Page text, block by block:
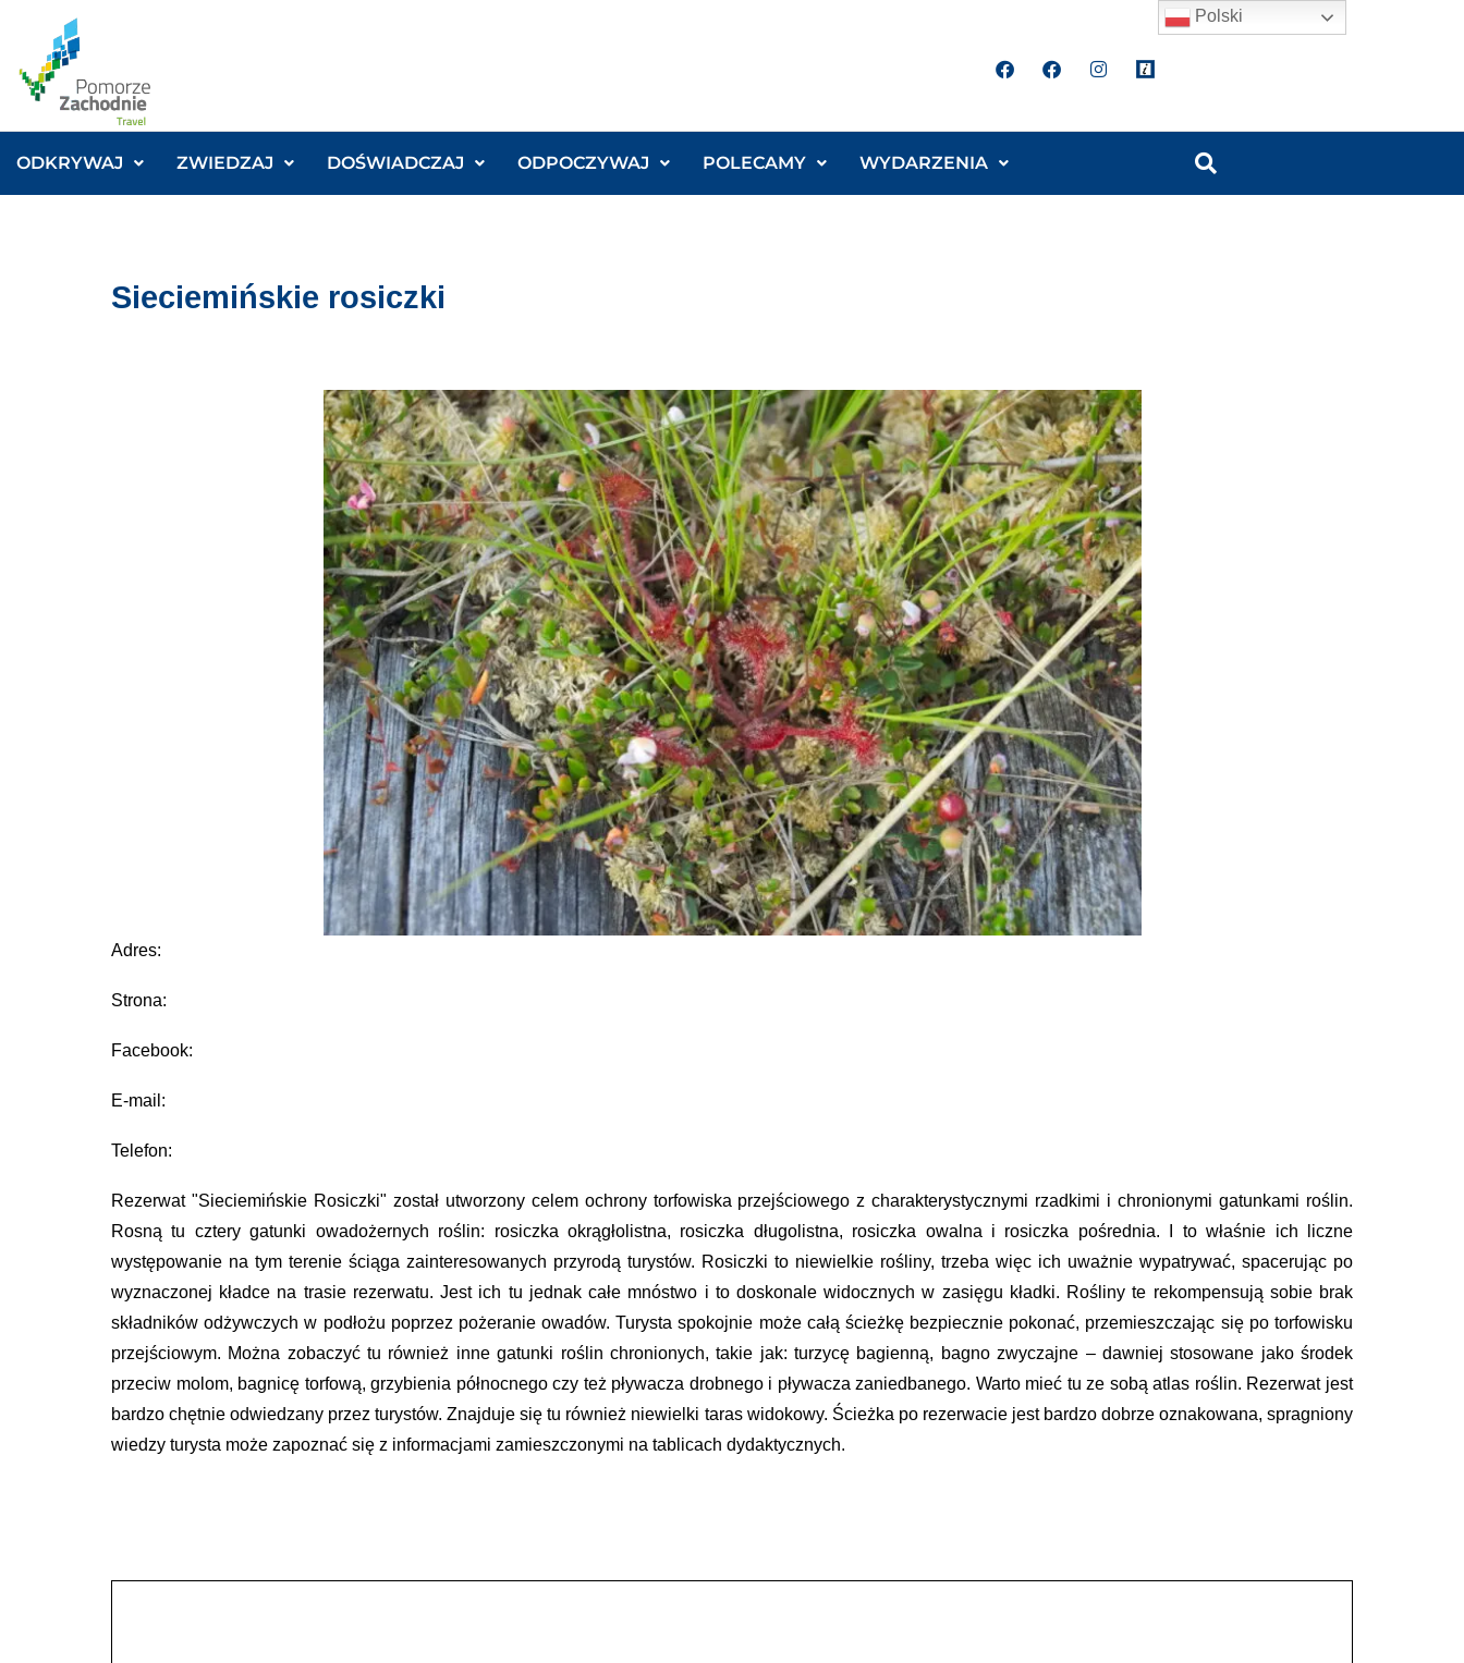
ODKRYWAJ ZWIEDZAJ DOŚWIADCZAJ ODPOCZYWAJ POLECAMY WYDARZENIA
Sieciemińskie rosiczki
Adres:
Strona:
Facebook:
E-mail:
Telefon:
Rezerwat "Sieciemińskie Rosiczki" został utworzony celem ochrony torfowiska przejściowego z charakterystycznymi rzadkimi i chronionymi gatunkami roślin.
Rosną tu cztery gatunki owadożernych roślin: rosiczka okrągłolistna, rosiczka długolistna, rosiczka owalna i rosiczka pośrednia. I to właśnie ich liczne
występowanie na tym terenie ściąga zainteresowanych przyrodą turystów. Rosiczki to niewielkie rośliny, trzeba więc ich uważnie wypatrywać, spacerując po
wyznaczonej kładce na trasie rezerwatu. Jest ich tu jednak całe mnóstwo i to doskonale widocznych w zasięgu kładki. Rośliny te rekompensują sobie brak
składników odżywczych w podłożu poprzez pożeranie owadów. Turysta spokojnie może całą ścieżkę bezpiecznie pokonać, przemieszczając się po torfowisku
przejściowym. Można zobaczyć tu również inne gatunki roślin chronionych, takie jak: turzycę bagienną, bagno zwyczajne – dawniej stosowane jako środek
przeciw molom, bagnicę torfową, grzybienia północnego czy też pływacza drobnego i pływacza zaniedbanego. Warto mieć tu ze sobą atlas roślin. Rezerwat jest
bardzo chętnie odwiedzany przez turystów. Znajduje się tu również niewielki taras widokowy. Ścieżka po rezerwacie jest bardzo dobrze oznakowana, spragniony
wiedzy turysta może zapoznać się z informacjami zamieszczonymi na tablicach dydaktycznych.
Polski